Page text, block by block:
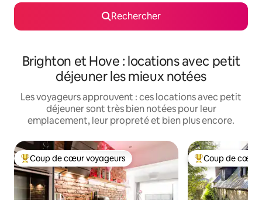
Rechercher
Brighton et Hove : locations avec petit
déjeuner les mieux notées
Les voyageurs approuvent : ces locations avec petit
déjeuner sont très bien notées pour leur
emplacement, leur propreté et bien plus encore.
Coups de cœur voyageurs les plus appréciés
Coup de cœur voyageurs Coups de cœur
Coup de cœur